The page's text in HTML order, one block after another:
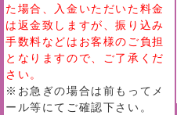
た場合、入金いただいた料金
は返金致しますが、振り込み
手数料などはお客様のご負担
となりますので、ご了承くだ
さい。
※お急ぎの場合は前もってメ
ール等にてご確認下さい。